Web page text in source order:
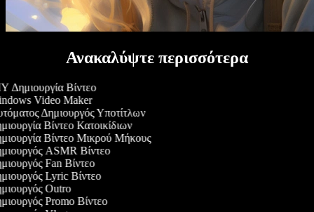
Ανακαλύψτε περισσότερα
Δημιουργία Βίντεο
Video Maker
Δημιουργός Υποτίτλων
Βίντεο Κατοικίδιων
Βίντεο Μικρού Μήκους
ASMR Βίντεο
Fan Βίντεο
Lyric Βίντεο
Outro
Promo Βίντεο